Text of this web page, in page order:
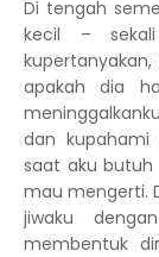
Di tengah
kecil –
apakah dia
dan kupahami
saat aku butuh
mau mengerti.
jiwaku
membentuk